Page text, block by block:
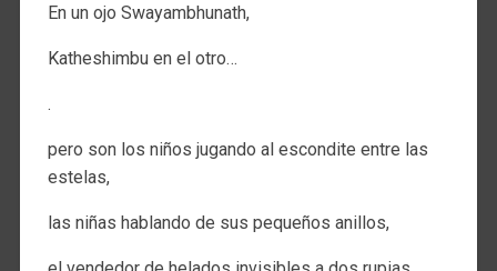
En un ojo Swayambhunath,
Katheshimbu en el otro…
.
pero son los niños jugando al escondite entre las
estelas,
las niñas hablando de sus pequeños anillos,